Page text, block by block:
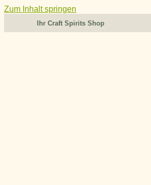
Zum Inhalt springen
Ihr Craft Spirits Shop